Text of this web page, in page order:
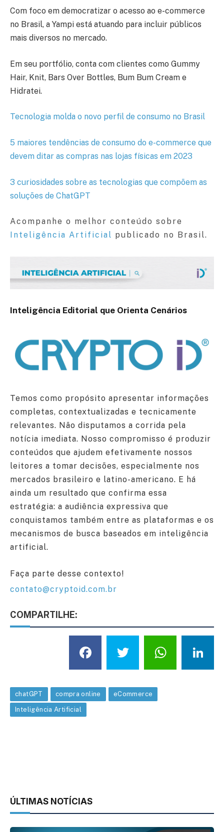
Com foco em democratizar o acesso ao e-commerce
no Brasil, a Yampi está atuando para incluir públicos
mais diversos no mercado.
Em seu portfólio, conta com clientes como Gummy
Hair, Knit, Bars Over Bottles, Bum Bum Cream e
Hidratei.
Tecnologia molda o novo perfil de consumo no Brasil
5 maiores tendências de consumo do e-commerce que
devem ditar as compras nas lojas físicas em 2023
3 curiosidades sobre as tecnologias que compõem as
soluções de ChatGPT
Acompanhe o melhor conteúdo sobre
Inteligência Artificial publicado no Brasil.
Inteligência Editorial que Orienta Cenários
Temos como propósito apresentar informações
completas, contextualizadas e tecnicamente
relevantes. Não disputamos a corrida pela
notícia imediata. Nosso compromisso é produzir
conteúdos que ajudem efetivamente nossos
leitores a tomar decisões, especialmente nos
mercados brasileiro e latino-americano. E há
ainda um resultado que confirma essa
estratégia: a audiência expressiva que
conquistamos também entre as plataformas e os
mecanismos de busca baseados em inteligência
artificial.
Faça parte desse contexto!
contato@cryptoid.com.br
COMPARTILHE:
Facebook
Twitter
chatGPT compra online eCommerce
Inteligência Artificial
ÚLTIMAS NOTÍCIAS